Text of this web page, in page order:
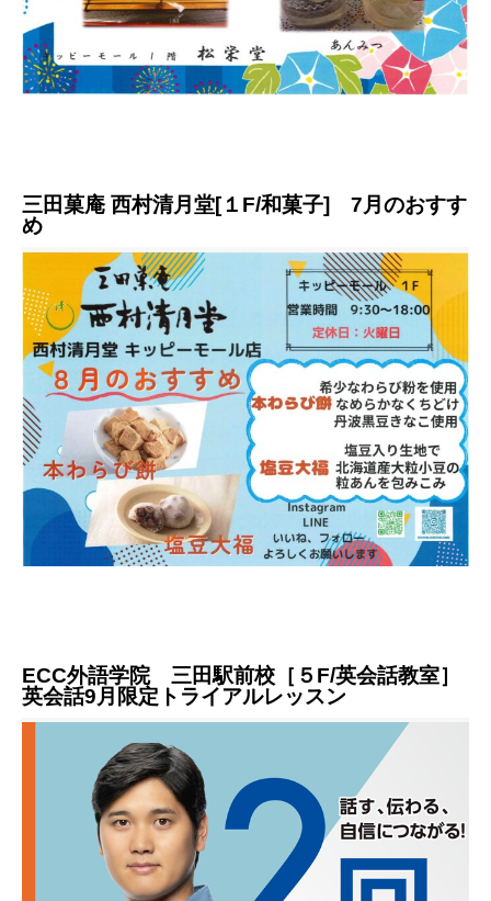
三田菓庵 西村清月堂[１F/和菓子] 7月のおすす
め
ECC外語学院 三田駅前校［５F/英会話教室］
英会話9月限定トライアルレッスン